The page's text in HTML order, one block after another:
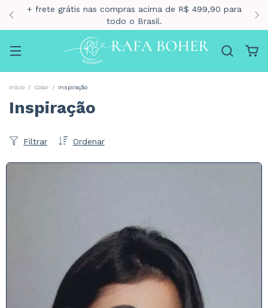
10% para pagamento via pix
Início / Colar / Inspiração
Inspiração
Ordenar
Filtrar